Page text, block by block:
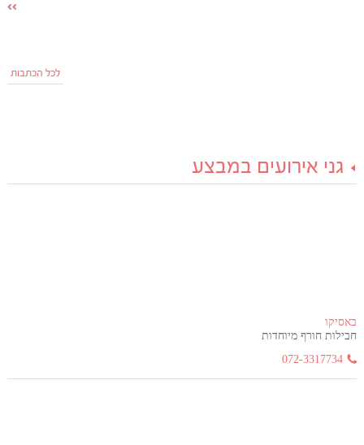
לכל הכתבות
גני אירועים במבצע
באסיקו
חבילות חורף מיוחדות
072-3317734